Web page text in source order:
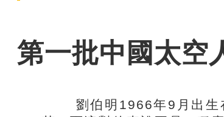
第一批中國太
劉伯明1966年9月出生在